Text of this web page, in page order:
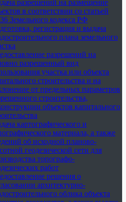
разрешений на размещение
в соответствии со статьей
Земельного кодекса РФ
регистрация и выдача
плана земельного
разрешений на
разрешенный вид
участка или объекта
строительства и на
от предельных параметров
строительства,
объектов капитального
картографического и
материала, а также
об исходной планово-
геодезической сети для
топографо-
работ
решения о
архитектурно-
облика объекта